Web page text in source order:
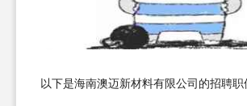
以下是海南澳迈新材料有限公司的招聘职